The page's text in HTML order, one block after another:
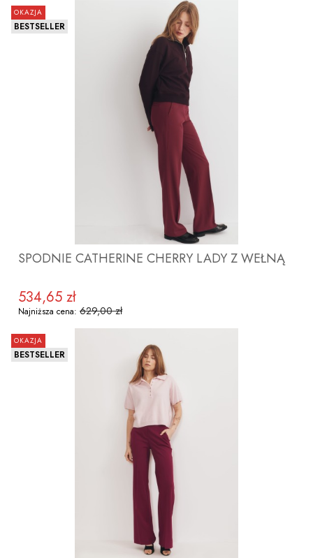
ZOBACZ PRODUKT
OKAZJA
BESTSELLER
SPODNIE CATHERINE CHERRY LADY Z WEŁNĄ
Cena promocyjna
534,65 zł
Najniższa cena: 629,00 zł
ZOBACZ PRODUKT
OKAZJA
BESTSELLER